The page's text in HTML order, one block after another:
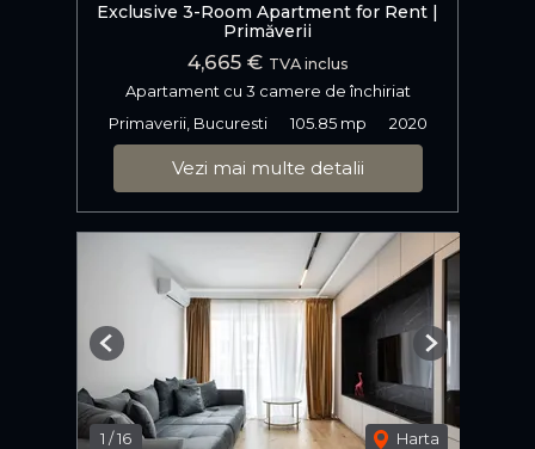
Exclusive 3-Room Apartment for Rent |
Primăverii
4,665 € TVA inclus
Apartament cu 3 camere de închiriat
Primaverii, Bucuresti
105.85 mp 2020
Vezi mai multe detalii
1 /16 Harta
Previous Next